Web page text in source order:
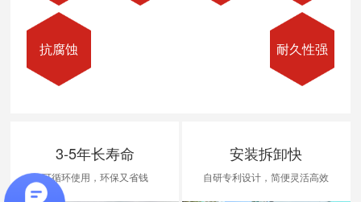
抗腐蚀 耐久性强
3-5年长寿命
可循环使用，环保又省钱
安装拆卸快
自研专利设计，简便灵活高效